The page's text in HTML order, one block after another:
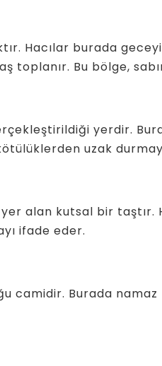
Hacılar burada
toplanır. Bu bölge,
yerdir.
uzak
alan kutsal bir taştır.
ifade eder.
camidir. Burada namaz